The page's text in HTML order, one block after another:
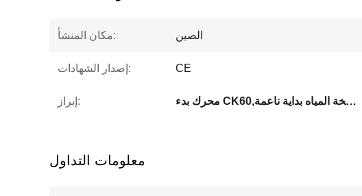
مكان المنشأ: الصين
إصدار الشهادات: CE
إبراز: محرك بدء CK60,مشغل محرك مضخة الماء,مضخة المياه بداية ناعمة
معلومات التداول